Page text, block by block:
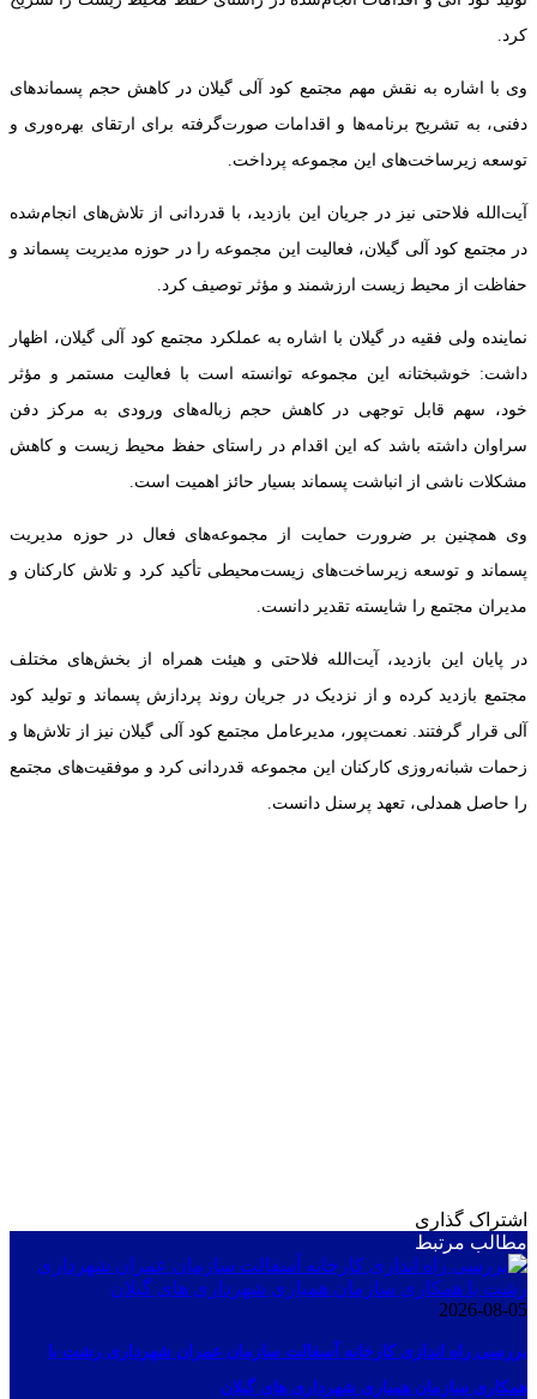
کرد.
وی با اشاره به نقش مهم مجتمع کود آلی گیلان در کاهش حجم پسماندهای
دفنی، به تشریح برنامه‌ها و اقدامات صورت‌گرفته برای ارتقای بهره‌وری و
توسعه زیرساخت‌های این مجموعه پرداخت.
آیت‌الله فلاحتی نیز در جریان این بازدید، با قدردانی از تلاش‌های انجام‌شده
در مجتمع کود آلی گیلان، فعالیت این مجموعه را در حوزه مدیریت پسماند و
حفاظت از محیط زیست ارزشمند و مؤثر توصیف کرد.
نماینده ولی فقیه در گیلان با اشاره به عملکرد مجتمع کود آلی گیلان، اظهار
داشت: خوشبختانه این مجموعه توانسته است با فعالیت مستمر و مؤثر
خود، سهم قابل توجهی در کاهش حجم زباله‌های ورودی به مرکز دفن
سراوان داشته باشد که این اقدام در راستای حفظ محیط زیست و کاهش
مشکلات ناشی از انباشت پسماند بسیار حائز اهمیت است.
وی همچنین بر ضرورت حمایت از مجموعه‌های فعال در حوزه مدیریت
پسماند و توسعه زیرساخت‌های زیست‌محیطی تأکید کرد و تلاش کارکنان و
مدیران مجتمع را شایسته تقدیر دانست.
در پایان این بازدید، آیت‌الله فلاحتی و هیئت همراه از بخش‌های مختلف
مجتمع بازدید کرده و از نزدیک در جریان روند پردازش پسماند و تولید کود
آلی قرار گرفتند. نعمت‌پور، مدیرعامل مجتمع کود آلی گیلان نیز از تلاش‌ها و
زحمات شبانه‌روزی کارکنان این مجموعه قدردانی کرد و موفقیت‌های مجتمع
را حاصل همدلی، تعهد پرسنل دانست.
اشتراک گذاری
مطالب مرتبط
2026-08-05
بررسی راه اندازی کارخانه آسفالت سازمان عمران شهرداری رشت با
همکاری سازمان همیاری شهرداری های گیلان